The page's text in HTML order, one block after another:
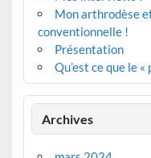
Mon arthrodèse
conventionnelle !
Présentation
Qu’est ce que le «
Archives